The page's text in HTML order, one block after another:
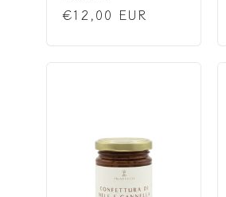
Normaler
€12,00 EUR